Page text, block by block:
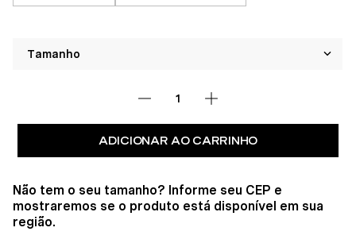
ADICIONAR AO CARRINHO
Não tem o seu tamanho? Informe seu CEP e
mostraremos se o produto está disponível em sua
região.